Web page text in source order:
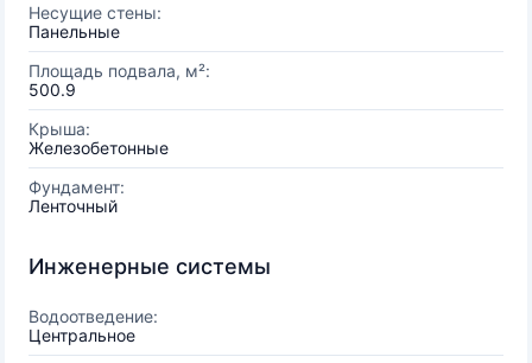
Несущие стены:
Панельные
Площадь подвала, м²:
500.9
Крыша:
Железобетонные
Фундамент:
Ленточный
Инженерные системы
Водоотведение:
Центральное